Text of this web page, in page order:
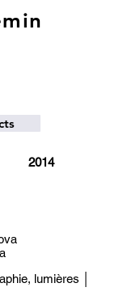
2014
lumières │